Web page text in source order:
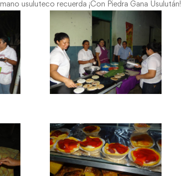
usuluteco recuerda ¡Con Piedra Gana Usulután!